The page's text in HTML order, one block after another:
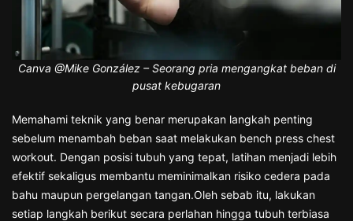
Canva @Mike González – Seorang pria mengangkat beban di
pusat kebugaran
Memahami teknik yang benar merupakan langkah penting
sebelum menambah beban saat melakukan bench press chest
workout. Dengan posisi tubuh yang tepat, latihan menjadi lebih
efektif sekaligus membantu meminimalkan risiko cedera pada
bahu maupun pergelangan tangan.Oleh sebab itu, lakukan
setiap langkah berikut secara perlahan hingga tubuh terbiasa